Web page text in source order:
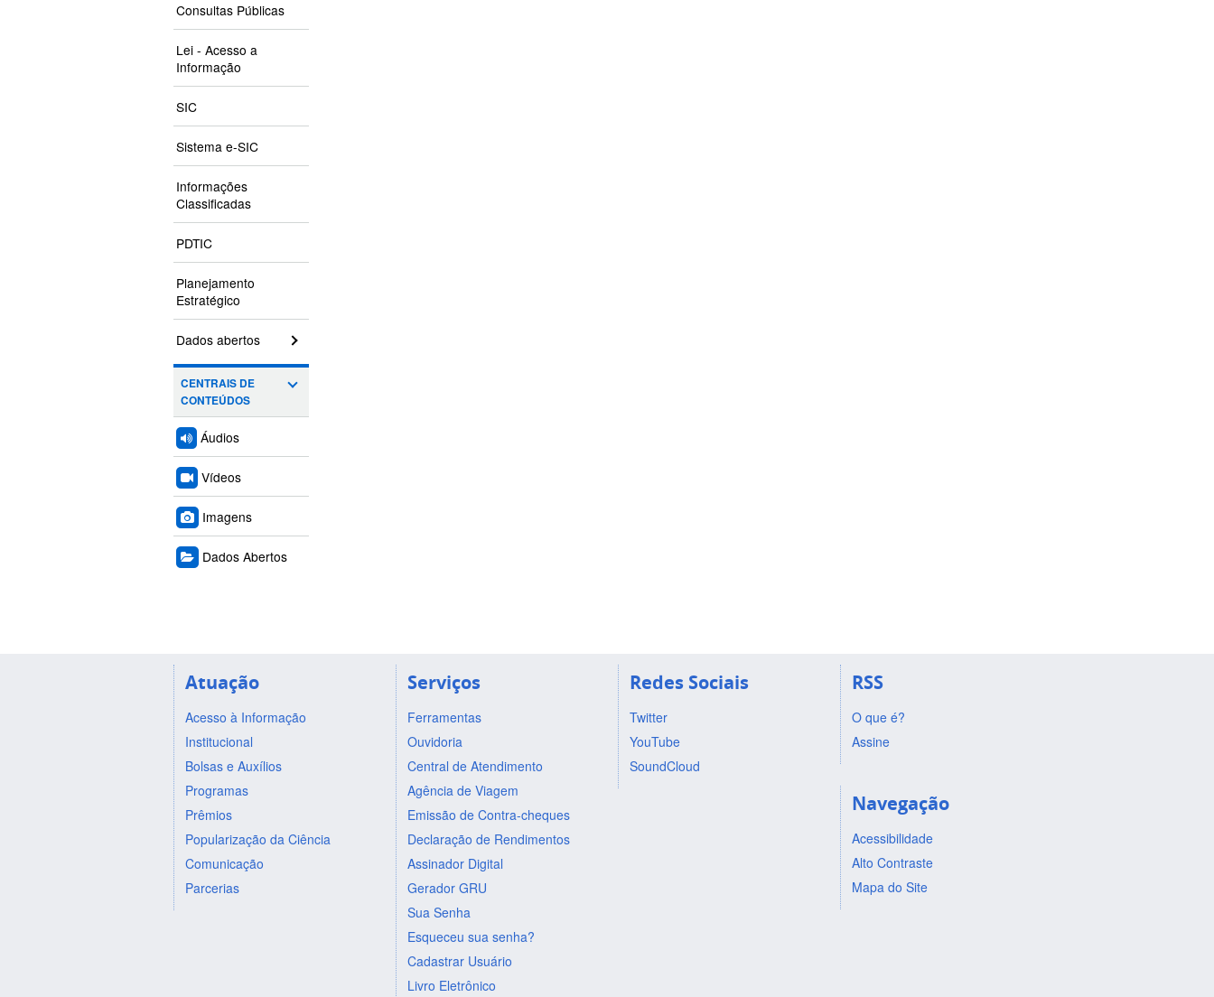
Consultas Públicas
Lei - Acesso a
Informação
SIC
Sistema e-SIC
Informações
Classificadas
PDTIC
Planejamento
Estratégico
Dados abertos
CENTRAIS DE
CONTEÚDOS
Áudios
Vídeos
Imagens
Dados Abertos
Atuação
Acesso à Informação
Institucional
Bolsas e Auxílios
Programas
Prêmios
Popularização da Ciência
Comunicação
Parcerias
Serviços
Ferramentas
Ouvidoria
Central de Atendimento
Agência de Viagem
Emissão de Contra-cheques
Declaração de Rendimentos
Assinador Digital
Gerador GRU
Sua Senha
Esqueceu sua senha?
Cadastrar Usuário
Livro Eletrônico
Redes Sociais
Twitter
YouTube
SoundCloud
RSS
O que é?
Assine
Navegação
Acessibilidade
Alto Contraste
Mapa do Site